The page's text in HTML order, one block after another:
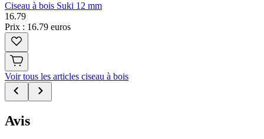
Ciseau à bois Suki 12 mm
16.79
Prix : 16.79 euros
Voir tous les articles ciseau à bois
Avis